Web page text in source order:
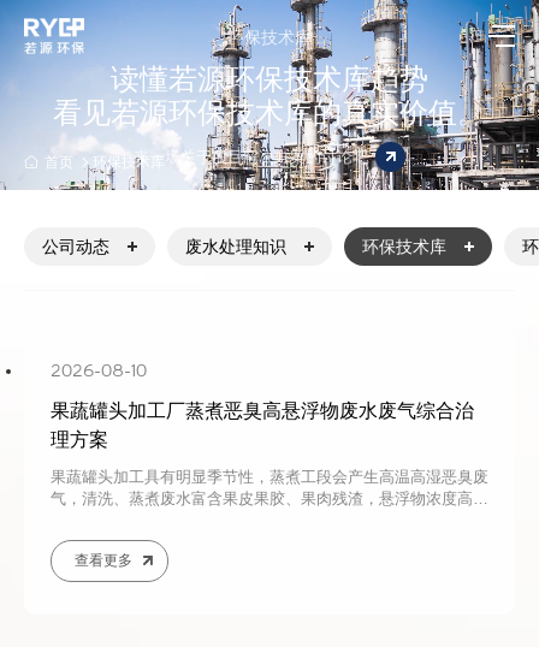
环保技术库
读懂若源环保技术库趋势
看见若源环保技术库的真实价值。
来一场关于项目解决方案的讨论吧
首页 环保技术库
公司动态 废水处理知识 环保技术库
2026-08-10
果蔬罐头加工厂蒸煮恶臭高悬浮物废水废气综合治
理方案
果蔬罐头加工具有明显季节性，蒸煮工段会产生高温高湿恶臭废
气，清洗、蒸煮废水富含果皮果胶、果肉残渣，悬浮物浓度高。
超标、运维成本高等问题。本文分析果蔬罐头产污特点、治理难
点，介绍密闭生物除臭 + 多级预处理 + 组合生化一体化综合治
理工艺，适配罐头厂淡旺季生产，废气废水同步达标改造可咨询
查看更多